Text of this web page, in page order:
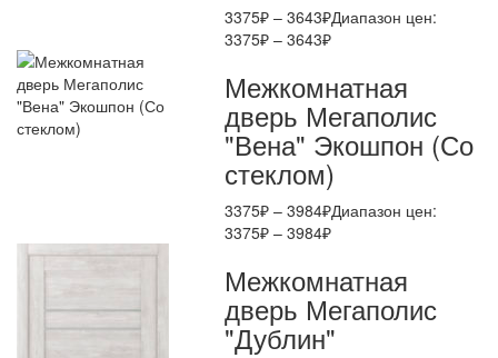
3375₽ – 3643₽Диапазон цен:
3375₽ – 3643₽
Межкомнатная
дверь Мегаполис
"Вена" Экошпон (Со
стеклом)
3375₽ – 3984₽Диапазон цен:
3375₽ – 3984₽
Межкомнатная
дверь Мегаполис
"Дублин"